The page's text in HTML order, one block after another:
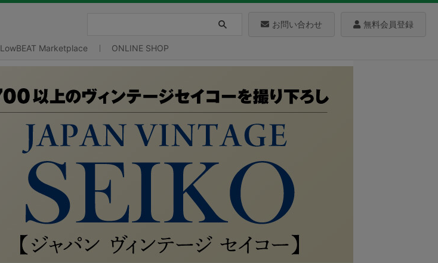
お問い合わせ 無料会員登録
LowBEAT Marketplace ONLINE SHOP